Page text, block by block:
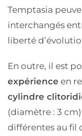
Temptasia
interchangés
liberté
En outre, il est
expérience en
cylindre
(diamètre : 3
différentes au fil